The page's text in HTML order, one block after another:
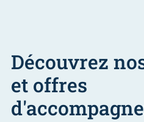
Découvrez
et offres